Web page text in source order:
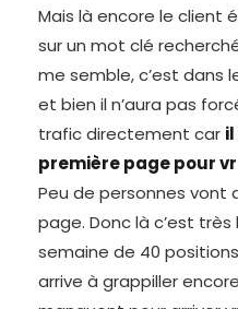
Mais là encore le client
sur un mot clé
me semble, c’est dans
et bien il n’aura pas
trafic directement car
première page pour
Peu de personnes vont
page. Donc là c’est
semaine de 40
arrive à grappiller